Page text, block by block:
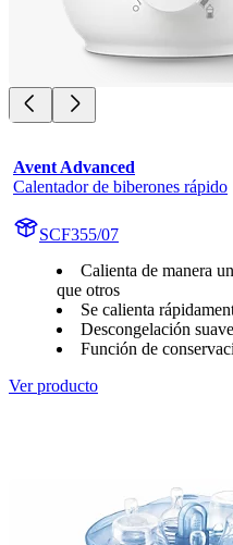
Avent Advanced
Calentador de biberones rápido
SCF355/07
Calienta de manera
que otros
Se calienta
Descongelación suave
Función de
Ver producto